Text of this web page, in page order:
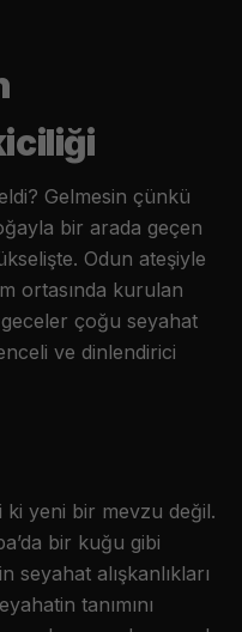
Gelmesin çünkü
bir arada geçen
Odun ateşiyle
ortasında kurulan
geceler çoğu seyahat
ve dinlendirici
ki yeni bir mevzu değil.
bir kuğu gibi
alışkanlıkları
tanımını